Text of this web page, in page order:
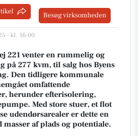
Besøg virksomheden
- kl. 16:00
221 venter en rummelig og
på 277 kvm, til salg hos Byens
Den tidligere kommunale
omfattende
herunder efterisolering,
Med store stuer, et flot
udendørsarealer er dette en
af plads og potentiale.